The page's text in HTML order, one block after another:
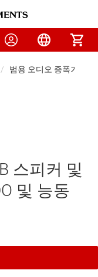
범용 오디오 증폭기
스피커 및
및 능동